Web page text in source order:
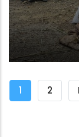
Pagination
目
1
頁
2